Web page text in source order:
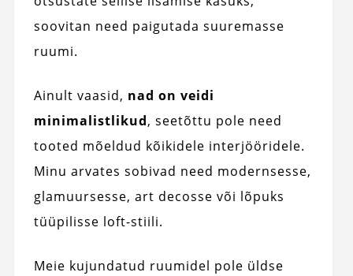
soovitan need paigutada suuremasse
ruumi.
Ainult vaasid, nad on veidi
minimalistlikud, seetõttu pole need
tooted mõeldud kõikidele interjööridele.
Minu arvates sobivad need modernsesse,
glamuursesse, art decosse või lõpuks
tüüpilisse loft-stiili.
Meie kujundatud ruumidel pole üldse